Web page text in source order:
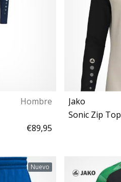
Hombre
€89,95
Jako
Sonic Zip Top
Nuevo